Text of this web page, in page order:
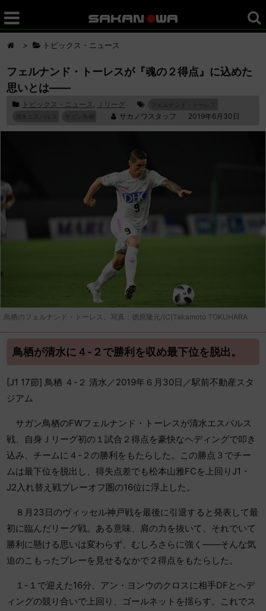
> トピックス・ニュース
フェルナンド・トーレスが『魂の２得点』に込めた
思いとは――
トピックス・ニュース , Ｊリーグ
サガン鳥栖 サカノワスタッフ 2019年6月30日
鳥栖のフェルナンド・トーレス。写真：徳原隆元/(C)Takamoto TOKUHARA
鳥栖が清水に４-２で勝利を収め最下位を脱出。
[J1 17節] 鳥栖 ４-２ 清水／2019年６月30日／駅前不動産スタ
ジアム
サガン鳥栖のFWフェルナンド・トーレスが清水エスパルス
戦、自身Ｊリーグ初の１試合２得点を豪快なヘディングで叩き
込み、チームに４-２の勝利をもたらした。この勝点３でチー
ムは最下位を脱出し、得失点差でも松本山雅FCを上回りJ1・
J2入れ替え戦プレーオフ圏の16位に浮上した。
８月23日のヴィッセル神戸戦を最後に引退すると発表して最
初に臨んだリーグ戦。ある意味、肩の力を抜いて、それでいて
勝利に懸ける思いは変わらず、むしろさらに強く――そんな気
迫のこもったプレーを見せるなかで２得点をもたらした。
１-１で迎えた16分、アン・ヨンウのクロスに相手DFとヘデ
ィングの競り合いで上回り、ゴールネットを揺らす。これでス